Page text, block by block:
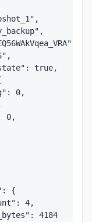
true,
0,
0,
{
4,
4184